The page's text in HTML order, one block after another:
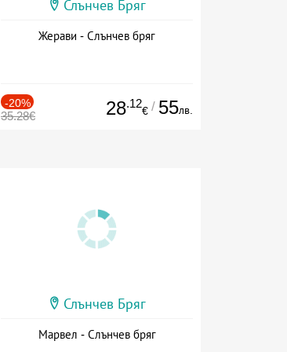
Слънчев Бряг
Жерави - Слънчев бряг
-20%
35.28€ 28.12
€ / 55лв.
Слънчев Бряг
Марвел - Слънчев бряг